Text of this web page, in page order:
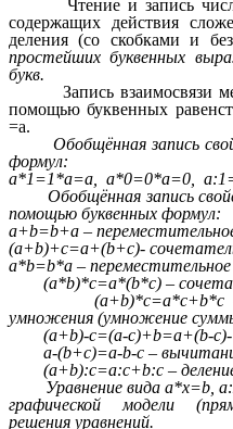
Чтение и запись
содержащих действия
деления (со скобками и
простейших буквенных
букв.
Запись взаимосвязи
помощью буквенных
=a.
Обобщённая запись
формул:
a*1=1*a=a, a*0=0*a=0,
Обобщённая запись
помощью буквенных формул:
a+b=b+a –
(a+b)+c=a+(b+c)-
a*b=b*a –
(a*b)*c=a*(b*c) –
(a+b)*c=a*c+b*c –
умножения (умножение
(a+b)-c=(a-c)+b=a+(b-c)-
a-(b+c)=a-b-c –
(a+b):c=a:c+b:c – деление
Уравнение вида a*x=b,
графической модели
решения уравнений.